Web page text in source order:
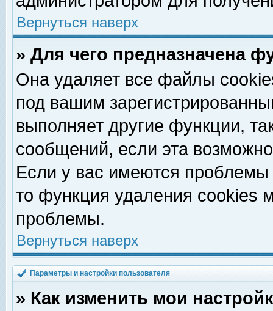
Вернуться наверх
» Для чего предназначена
Она удаляет все файлы
под вашим
выполняет другие функции,
сообщений, если эта
Если у вас имеются
то функция удаления cookies
проблемы.
Вернуться наверх
Параметры и настройки пользователя
» Как изменить мои